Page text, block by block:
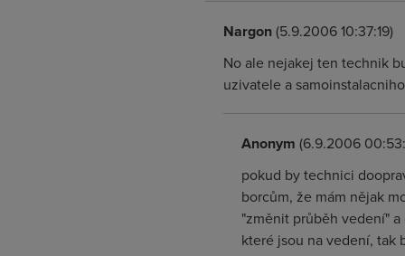
Nargon(5.9.2006 10:37:19)
No ale nejakej ten technik
uzivatele a
Anonym (6.9.2006
pokud by technici
borcům, že mám nějak
"změnit průběh vedení"
které jsou na vedení, tak